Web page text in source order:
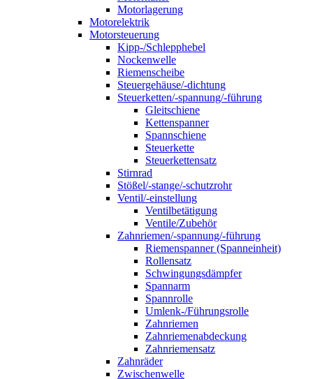
Motorlagerung
Motorelektrik
Motorsteuerung
Kipp-/Schlepphebel
Nockenwelle
Riemenscheibe
Steuergehäuse/-dichtung
Steuerketten/-spannung/-führung
Gleitschiene
Kettenspanner
Spannschiene
Steuerkette
Steuerkettensatz
Stirnrad
Stößel/-stange/-schutzrohr
Ventil/-einstellung
Ventilbetätigung
Ventile/Zubehör
Zahnriemen/-spannung/-führung
Riemenspanner (Spanneinheit)
Rollensatz
Schwingungsdämpfer
Spannarm
Spannrolle
Umlenk-/Führungsrolle
Zahnriemen
Zahnriemenabdeckung
Zahnriemensatz
Zahnräder
Zwischenwelle